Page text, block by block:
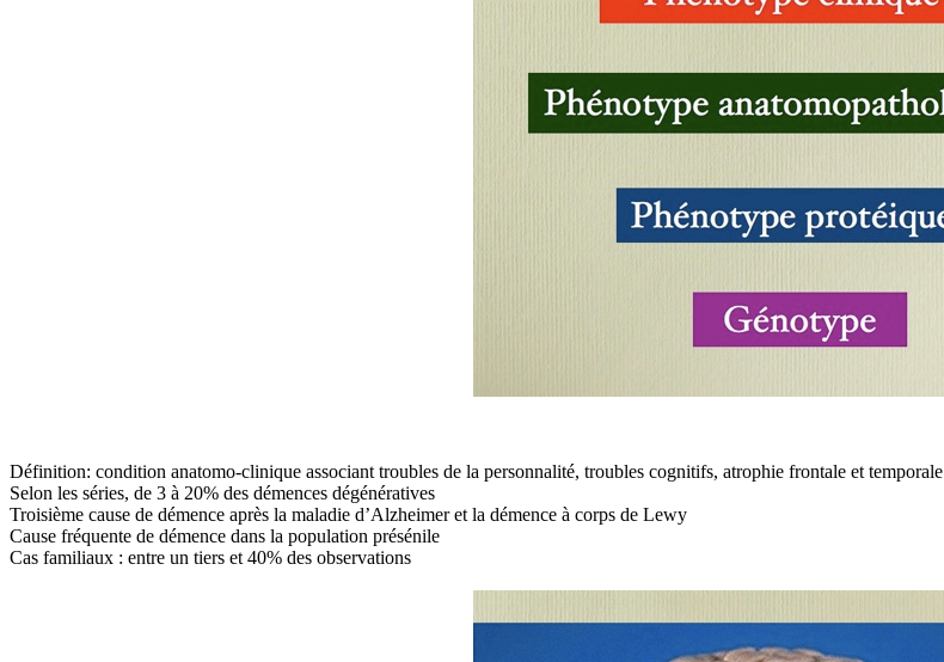
Définition: condition anatomo-clinique associant troubles de la personnalité, troubles cognitifs, atrophie frontale et temporale
Selon les séries, de 3 à 20% des démences dégénératives
Troisième cause de démence après la maladie d’Alzheimer et la démence à corps de Lewy
Cause fréquente de démence dans la population présénile
Cas familiaux : entre un tiers et 40% des observations